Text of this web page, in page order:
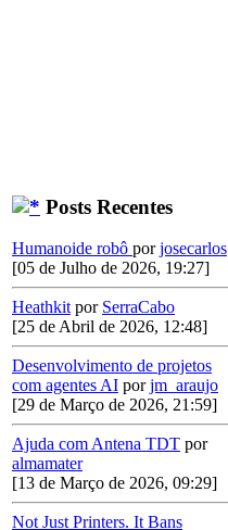
Posts Recentes
Humanoide robô porjosecarlos
[05 de Julho de 2026, 19:27]
Heathkit por SerraCabo
[25 de Abril de 2026, 12:48]
Desenvolvimento de projetos
com agentes AI porjm_araujo
[29 de Março de 2026, 21:59]
Ajuda com Antena TDT por
almamater
[13 de Março de 2026, 09:29]
Not Just Printers. It Bans